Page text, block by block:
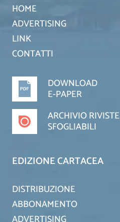
HOME
ADVERTISING
LINK
CONTATTI
DOWNLOAD
E-PAPER
ARCHIVIO RIVISTE
SFOGLIABILI
EDIZIONE CARTACEA
DISTRIBUZIONE
ABBONAMENTO